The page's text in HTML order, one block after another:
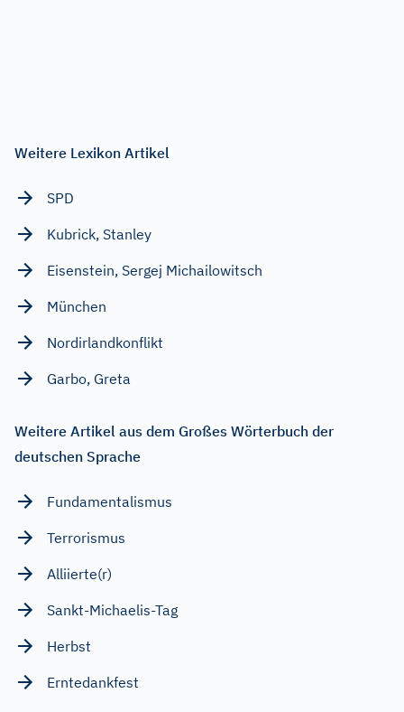
Weitere Lexikon Artikel
SPD
Kubrick, Stanley
Eisenstein, Sergej Michailowitsch
München
Nordirlandkonflikt
Garbo, Greta
Weitere Artikel aus dem Großes Wörterbuch der
deutschen Sprache
Fundamentalismus
Terrorismus
Alliierte(r)
Sankt-Michaelis-Tag
Herbst
Erntedankfest